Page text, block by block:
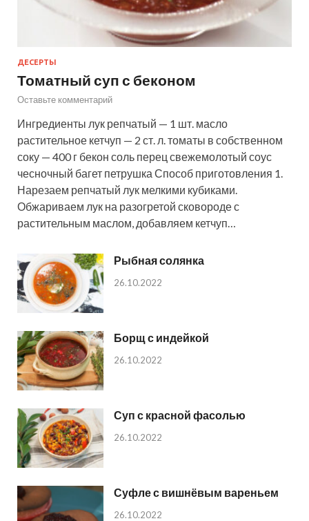
ДЕСЕРТЫ
Томатный суп с беконом
Оставьте комментарий
Ингредиенты лук репчатый — 1 шт. масло
растительное кетчуп — 2 ст. л. томаты в собственном
соку — 400 г бекон соль перец свежемолотый соус
чесночный багет петрушка Способ приготовления 1.
Нарезаем репчатый лук мелкими кубиками.
Обжариваем лук на разогретой сковороде с
растительным маслом, добавляем кетчуп…
Рыбная солянка
26.10.2022
Борщ с индейкой
26.10.2022
Суп с красной фасолью
26.10.2022
Суфле с вишнёвым вареньем
26.10.2022